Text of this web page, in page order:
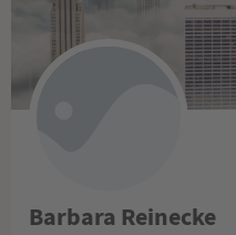
Barbara Reinecke